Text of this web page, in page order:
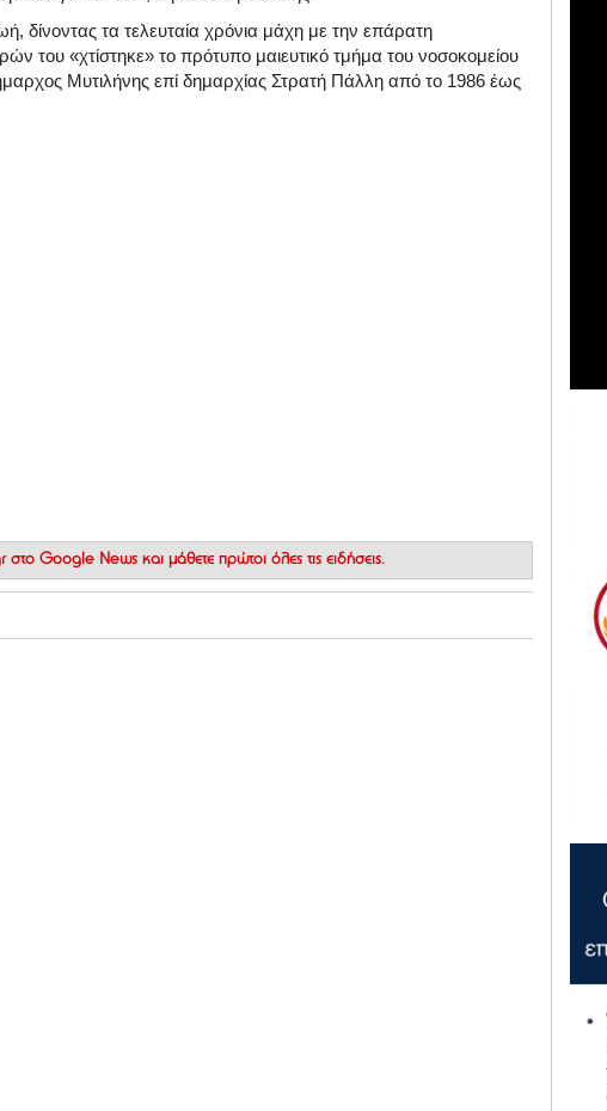
τα τελευταία χρόνια μάχη με την επάρατη
του «χτίστηκε» το πρότυπο μαιευτικό τμήμα του νοσοκομείου
Μυτιλήνης επί δημαρχίας Στρατή Πάλλη από το 1986 έως
στο Google News και μάθετε πρώτοι όλες τις ειδήσεις.